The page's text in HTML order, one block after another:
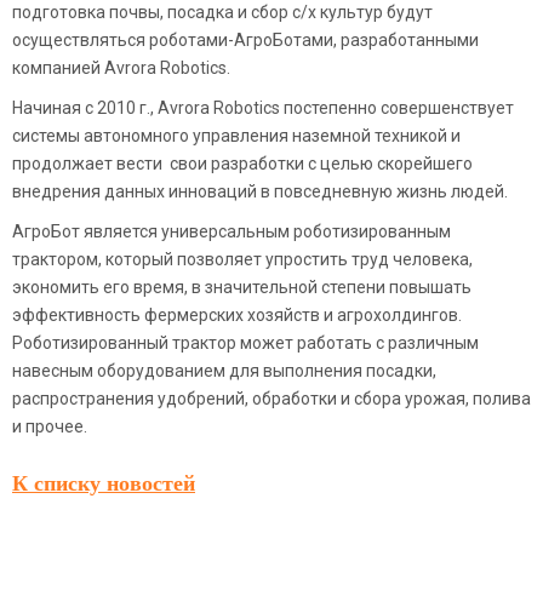
подготовка почвы, посадка и сбор с/х культур будут
осуществляться роботами-АгроБотами, разработанными
компанией Avrora Robotics.
Начиная с 2010 г., Avrora Robotics постепенно совершенствует
системы автономного управления наземной техникой и
продолжает вести свои разработки с целью скорейшего
внедрения данных инноваций в повседневную жизнь людей.
АгроБот является универсальным роботизированным
трактором, который позволяет упростить труд человека,
экономить его время, в значительной степени повышать
эффективность фермерских хозяйств и агрохолдингов.
Роботизированный трактор может работать с различным
навесным оборудованием для выполнения посадки,
распространения удобрений, обработки и сбора урожая, полива
и прочее.
К списку новостей